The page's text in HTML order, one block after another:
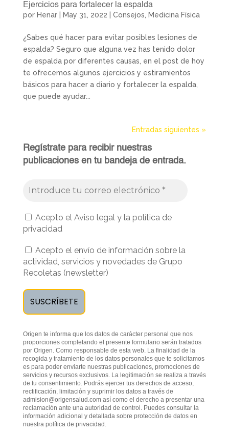
Ejercicios para fortalecer la espalda
por Henar| May 31, 2022 Consejos Medicina Física
¿Sabes qué hacer para evitar posibles lesiones de
espalda? Seguro que alguna vez has tenido dolor
de espalda por diferentes causas, en el post de hoy
te ofrecemos algunos ejercicios y estiramientos
básicos para hacer a diario y fortalecer la espalda,
que puede ayudar...
Entradas siguientes »
Regístrate para recibir nuestras
publicaciones en tu bandeja de entrada.
Acepto el Aviso legal y la política de
privacidad
Acepto el envío de información sobre la
actividad, servicios y novedades de Grupo
Recoletas (newsletter)
Origen te informa que los datos de carácter personal que nos
proporciones completando el presente formulario serán tratados
por Origen. Como responsable de esta web. La finalidad de la
recogida y tratamiento de los datos personales que te solicitamos
es para poder enviarte nuestras publicaciones, promociones de
servicios y recursos exclusivos. La legitimación se realiza a través
de tu consentimiento. Podrás ejercer tus derechos de acceso,
rectificación, limitación y suprimir los datos a través de
admision@origensalud.comasí como el derecho a presentar una
reclamación ante una autoridad de control. Puedes consultar la
información adicional y detallada sobre protección de datos en
nuestra política de privacidad .